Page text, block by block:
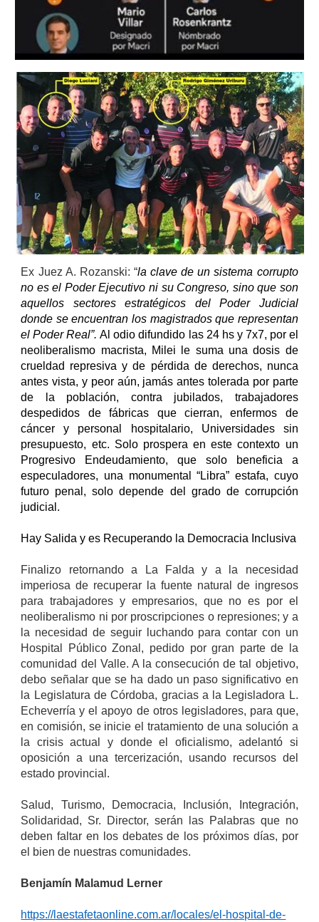
Ex Juez A. Rozanski: “la clave de un sistema corrupto
no es el Poder Ejecutivo ni su Congreso, sino que son
aquellos sectores estratégicos del Poder Judicial
donde se encuentran los magistrados que representan
el Poder Real”.Al odio difundido las 24 hs y 7x7, por el
neoliberalismo macrista, Milei le suma una dosis de
crueldad represiva y de pérdida de derechos, nunca
antes vista, y peor aún, jamás antes tolerada por parte
de la población, contra jubilados, trabajadores
despedidos de fábricas que cierran, enfermos de
cáncer y personal hospitalario, Universidades sin
presupuesto, etc. Solo prospera en este contexto un
Progresivo Endeudamiento, que solo beneficia a
especuladores, una monumental “Libra” estafa, cuyo
futuro penal, solo depende del grado de corrupción
judicial.
Hay Salida y es Recuperando la Democracia Inclusiva
Finalizo retornando a La Falda y a la necesidad
imperiosa de recuperar la fuente natural de ingresos
para trabajadores y empresarios, que no es por el
neoliberalismo ni por proscripciones o represiones; y a
la necesidad de seguir luchando para contar con un
Hospital Público Zonal, pedido por gran parte de la
comunidad del Valle. A la consecución de tal objetivo,
debo señalar que se ha dado un paso significativo en
la Legislatura de Córdoba, gracias a la Legisladora L.
Echeverría y el apoyo de otros legisladores, para que,
en comisión, se inicie el tratamiento de una solución a
la crisis actual y donde el oficialismo, adelantó si
oposición a una tercerización, usando recursos del
estado provincial.
Salud, Turismo, Democracia, Inclusión, Integración,
Solidaridad, Sr. Director, serán las Palabras que no
deben faltar en los debates de los próximos días, por
el bien de nuestras comunidades.
Benjamín Malamud Lerner
https://laestafetaonline.com.ar/locales/el-hospital-de-